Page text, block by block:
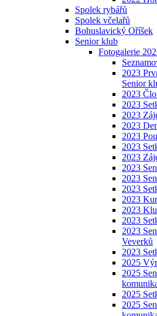
Spolek rybářů
Spolek včelařů
Bohuslavický Oříšek
Senior klub
Fotogalerie
2023
Senior
2023
2023
2023
2023
2023
2023
2023
2023
2023
2023
2023
2023
2023
2023
Veverků
2023
2025
2025
2025
2025